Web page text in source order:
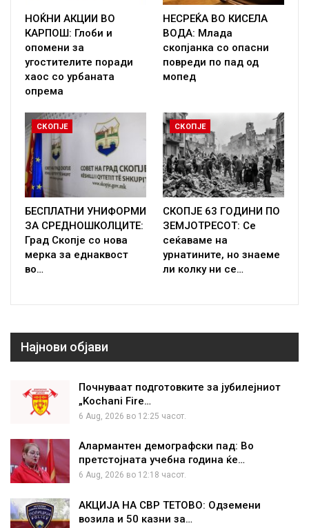
НОЌНИ АКЦИИ ВО
КАРПОШ: Глоби и
опомени за
угостителите поради
хаос со урбаната
опрема
НЕСРЕЌА ВО КИСЕЛА
ВОДА: Млада
скопјанка со опасни
повреди по пад од
мопед
СКОПЈЕ
БЕСПЛАТНИ УНИФОРМИ
ЗА СРЕДНОШКОЛЦИТЕ:
Град Скопје со нова
мерка за еднаквост
во…
СКОПЈЕ
СКОПЈЕ 63 ГОДИНИ ПО
ЗЕМЈОТРЕСОТ: Се
сеќаваме на
урнатините, но знаеме
ли колку ни се…
Најнови објави
Почнуваат подготовките за јубилејниот
„Kochani Fire…
6 Aug, 2026 во 12:25 часот.
Алармантен демографски пад: Во
претстојната учебна година ќе…
6 Aug, 2026 во 12:18 часот.
АКЦИЈА НА СВР ТЕТОВО: Одземени
возила и 50 казни за…